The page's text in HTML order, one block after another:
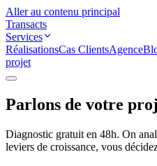
Aller au contenu principal
Transacts
Services
RéalisationsCas ClientsAgence
projet
Parlons de votre
Diagnostic gratuit en 48h. On
leviers de croissance, vous